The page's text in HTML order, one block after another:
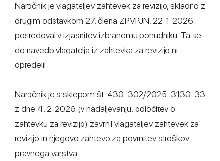
Naročnik je vlagateljev zahtevek za revizijo, skladno z
drugim odstavkom 27. člena ZPVPJN, 22. 1. 2026
posredoval v izjasnitev izbranemu ponudniku. Ta se
do navedb vlagatelja iz zahtevka za revizijo ni
opredelil.
Naročnik je s sklepom št. 430-302/2025-3130-33
z dne 4. 2. 2026 (v nadaljevanju: odločitev o
zahtevku za revizijo) zavrnil vlagateljev zahtevek za
revizijo in njegovo zahtevo za povrnitev stroškov
pravnega varstva.